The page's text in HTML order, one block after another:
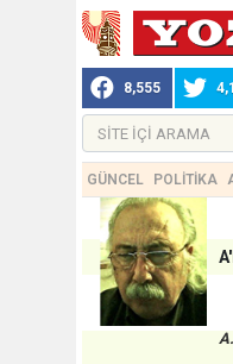
8,555
GÜNCEL POLİTİKA